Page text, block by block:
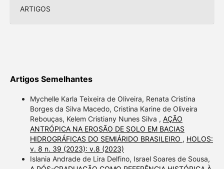
ARTIGOS
Artigos Semelhantes
Mychelle Karla Teixeira de Oliveira, Renata Cristina
Borges da Silva Macedo, Cristina Karine de Oliveira
Rebouças, Kelem Cristiany Nunes Silva , AÇÃO
ANTRÓPICA NA EROSÃO DE SOLO EM BACIAS
HIDROGRÁFICAS DO SEMIÁRIDO BRASILEIRO , HOLOS:
v. 8 n. 39 (2023): v.8 (2023)
Islania Andrade de Lira Delfino, Israel Soares de Sousa,